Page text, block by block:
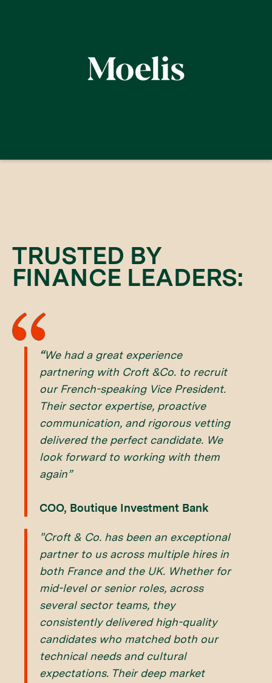
TRUSTED BY
FINANCE LEADERS:
“We had a great experience
partnering with Croft &Co. to recruit
our French-speaking Vice President.
Their sector expertise, proactive
communication, and rigorous vetting
delivered the perfect candidate. We
look forward to working with them
again”
COO, Boutique Investment Bank
"Croft & Co. has been an exceptional
partner to us across multiple hires in
both France and the UK. Whether for
mid-level or senior roles, across
several sector teams, they
consistently delivered high-quality
candidates who matched both our
technical needs and cultural
expectations. Their deep market